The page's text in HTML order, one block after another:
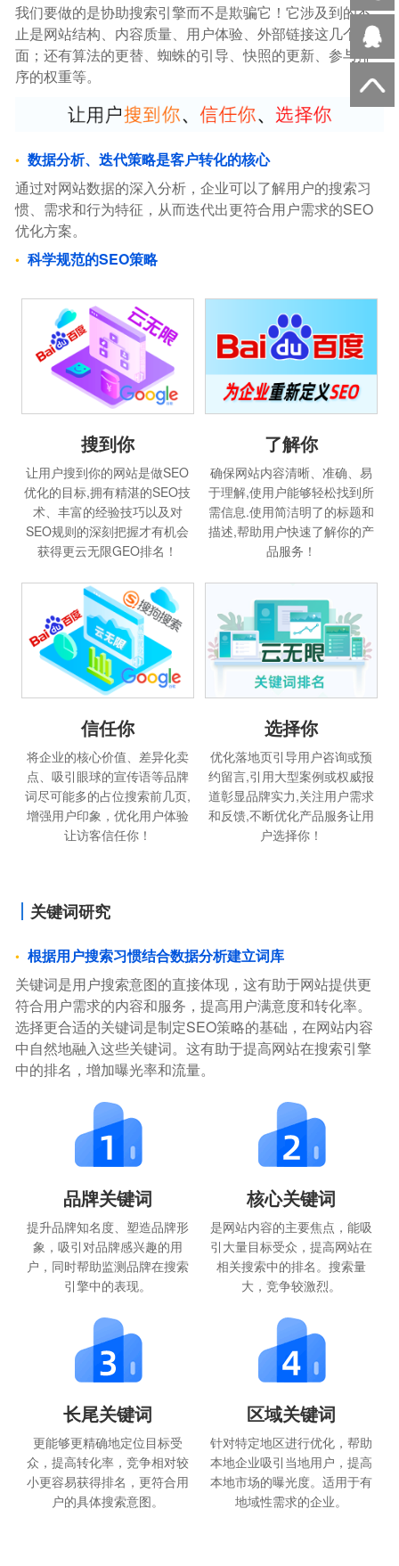
我们要做的是协助搜索引擎而不是欺骗它！它涉及到的不
止是网站结构、内容质量、用户体验、外部链接这几个方
面；还有算法的更替、蜘蛛的引导、快照的更新、参与排
序的权重等。
数据分析、迭代策略是客户转化的核心
通过对网站数据的深入分析，企业可以了解用户的搜索习
惯、需求和行为特征，从而迭代出更符合用户需求的SEO
优化方案。
科学规范的SEO策略
搜到你
让用户搜到你的网站是做SEO
优化的目标,拥有精湛的SEO技
术、丰富的经验技巧以及对
SEO规则的深刻把握才有机会
获得更云无限GEO排名！
了解你
确保网站内容清晰、准确、易
于理解,使用户能够轻松找到所
需信息.使用简洁明了的标题和
描述,帮助用户快速了解你的产
品服务！
信任你
将企业的核心价值、差异化卖
点、吸引眼球的宣传语等品牌
词尽可能多的占位搜索前几页,
增强用户印象，优化用户体验
让访客信任你！
选择你
优化落地页引导用户咨询或预
约留言,引用大型案例或权威报
道彰显品牌实力,关注用户需求
和反馈,不断优化产品服务让用
户选择你！
关键词研究
根据用户搜索习惯结合数据分析建立词库
关键词是用户搜索意图的直接体现，这有助于网站提供更
符合用户需求的内容和服务，提高用户满意度和转化率。
选择更合适的关键词是制定SEO策略的基础，在网站内容
中自然地融入这些关键词。这有助于提高网站在搜索引擎
中的排名，增加曝光率和流量。
品牌关键词
提升品牌知名度、塑造品牌形
象，吸引对品牌感兴趣的用
户，同时帮助监测品牌在搜索
引擎中的表现。
核心关键词
是网站内容的主要焦点，能吸
引大量目标受众，提高网站在
相关搜索中的排名。搜索量
大，竞争较激烈。
长尾关键词
更能够更精确地定位目标受
众，提高转化率，竞争相对较
小更容易获得排名，更符合用
户的具体搜索意图。
区域关键词
针对特定地区进行优化，帮助
本地企业吸引当地用户，提高
本地市场的曝光度。适用于有
地域性需求的企业。